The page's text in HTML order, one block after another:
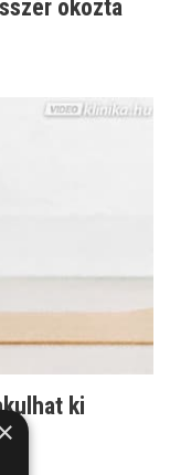
okozta
ki